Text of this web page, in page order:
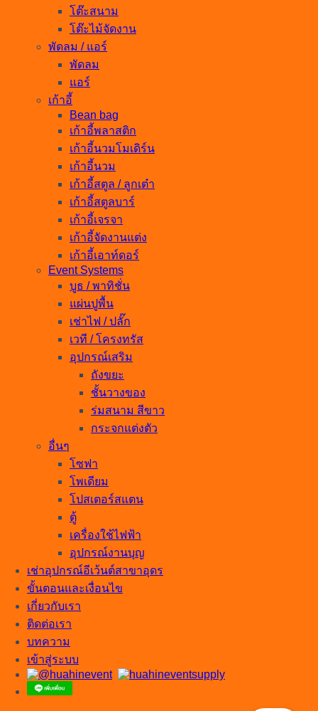
โต๊ะสนาม
โต๊ะไม้จัดงาน
พัดลม / แอร์
พัดลม
แอร์
เก้าอี้
Bean bag
เก้าอี้พลาสติก
เก้าอี้นวมโมเดิร์น
เก้าอี้นวม
เก้าอี้สตูล / ลูกเต๋า
เก้าอี้สตูลบาร์
เก้าอี้เจรจา
เก้าอี้จัดงานแต่ง
เก้าอี้เอาท์ดอร์
Event Systems
บูธ / พาทิชั่น
แผ่นปูพื้น
เช่าไฟ / ปลั๊ก
เวที / โครงทรัส
อุปกรณ์เสริม
ถังขยะ
ชั้นวางของ
ร่มสนาม สีขาว
กระจกแต่งตัว
อื่นๆ
โซฟา
โพเดียม
โปสเตอร์สแตน
ตู้
เครื่องใช้ไฟฟ้า
อุปกรณ์งานบุญ
เช่าอุปกรณ์อีเว้นต์สาขาอุดร
ขั้นตอนและเงื่อนไข
เกี่ยวกับเรา
ติดต่อเรา
บทความ
เข้าสู่ระบบ